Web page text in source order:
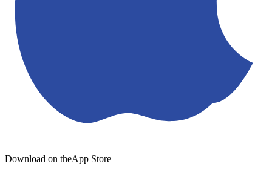
Download on theApp Store